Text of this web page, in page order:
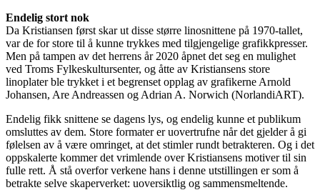
Endelig stort nok
Da Kristiansen først skar ut disse større linosnittene på 1970-tallet,
var de for store til å kunne trykkes med tilgjengelige grafikkpresser.
Men på tampen av det herrens år 2020 åpnet det seg en mulighet
ved Troms Fylkeskultursenter, og åtte av Kristiansens store
linoplater ble trykket i et begrenset opplag av grafikerne Arnold
Johansen, Are Andreassen og Adrian A. Norwich (NorlandiART).
Endelig fikk snittene se dagens lys, og endelig kunne et publikum
omsluttes av dem. Store formater er uovertrufne når det gjelder å gi
følelsen av å være omringet, at det stimler rundt betrakteren. Og i det
oppskalerte kommer det vrimlende over Kristiansens motiver til sin
fulle rett. Å stå overfor verkene hans i denne utstillingen er som å
betrakte selve skaperverket: uoversiktlig og sammensmeltende.